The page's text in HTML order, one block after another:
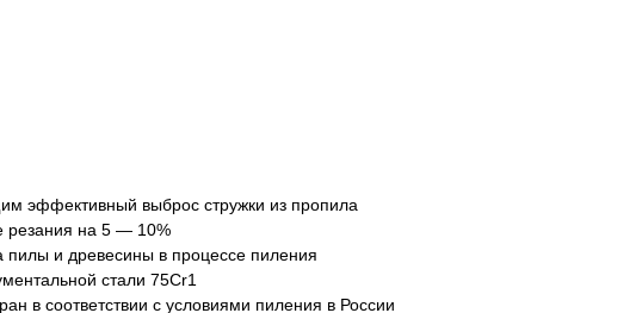
эффективный выброс стружки из пропила
резания на 5 — 10%
пилы и древесины в процессе пиления
стали 75Cr1
в соответствии с условиями пиления в России